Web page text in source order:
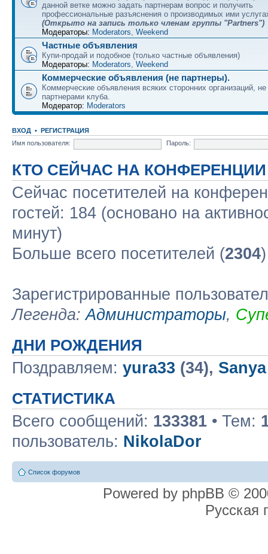
данной ветке можно задать партнерам вопрос и получить
профессиональные разъяснения о производимых ими
(Открыто на запись только членам группы "Partners")
Модераторы: Moderators Weekend
Частные объявления
Купи-продай и подобное (только частные объявления)
Модераторы: Moderators Weekend
Коммерческие объявления (не партнеры).
Коммерческие объявления всяких сторонних организаций,
партнерами клуба.
Модератор: Moderators
ВХОД • РЕГИСТРАЦИЯ
Имя пользователя:
Пароль:
КТО СЕЙЧАС НА КОНФЕРЕНЦИИ
Сейчас посетителей на
гостей: 184 (основано на
минут)
Больше всего посетителей (2304
Зарегистрированные
Легенда:Администраторы,
ДНИ РОЖДЕНИЯ
Поздравляем: yura33 (34), Sanya
СТАТИСТИКА
Всего сообщений: 133381 • Тем:
пользователь: NikolaDor
Список форумов
Powered by phpBB ©
Русская